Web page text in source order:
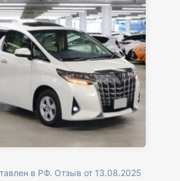
в РФ. Отзыв от 13.08.2025